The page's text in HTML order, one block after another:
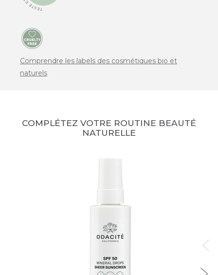
Comprendre les labels des cosmétiques bio et
naturels
COMPLÉTEZ VOTRE ROUTINE BEAUTÉ
NATURELLE